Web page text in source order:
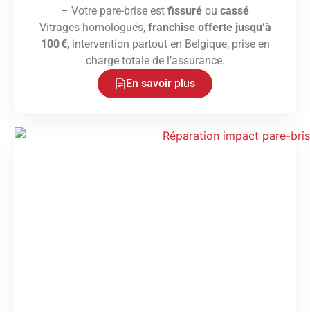
– Votre pare-brise est fissuré ou cassé
Vitrages homologués, franchise offerte jusqu’à
100 €, intervention partout en Belgique, prise en
charge totale de l’assurance.
En savoir plus